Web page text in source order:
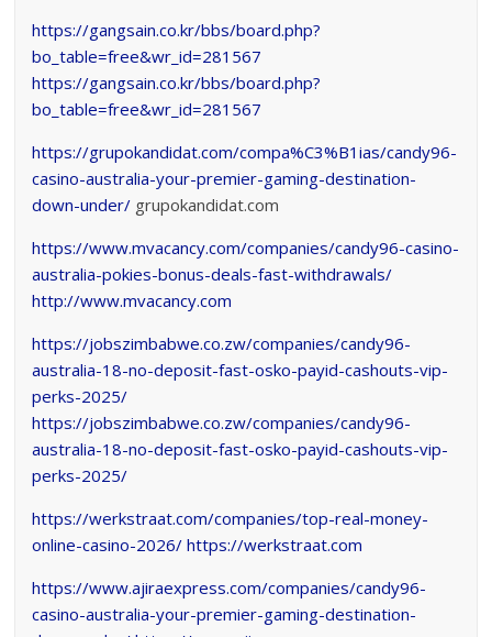
https://gangsain.co.kr/bbs/board.php?
bo_table=free&wr_id=281567
https://gangsain.co.kr/bbs/board.php?
bo_table=free&wr_id=281567
https://grupokandidat.com/compa%C3%B1ias/candy96-
casino-australia-your-premier-gaming-destination-
down-under/ grupokandidat.com
https://www.mvacancy.com/companies/candy96-casino-
australia-pokies-bonus-deals-fast-withdrawals/
http://www.mvacancy.com
https://jobszimbabwe.co.zw/companies/candy96-
australia-18-no-deposit-fast-osko-payid-cashouts-vip-
perks-2025/
https://jobszimbabwe.co.zw/companies/candy96-
australia-18-no-deposit-fast-osko-payid-cashouts-vip-
perks-2025/
https://werkstraat.com/companies/top-real-money-
online-casino-2026/ https://werkstraat.com
https://www.ajiraexpress.com/companies/candy96-
casino-australia-your-premier-gaming-destination-